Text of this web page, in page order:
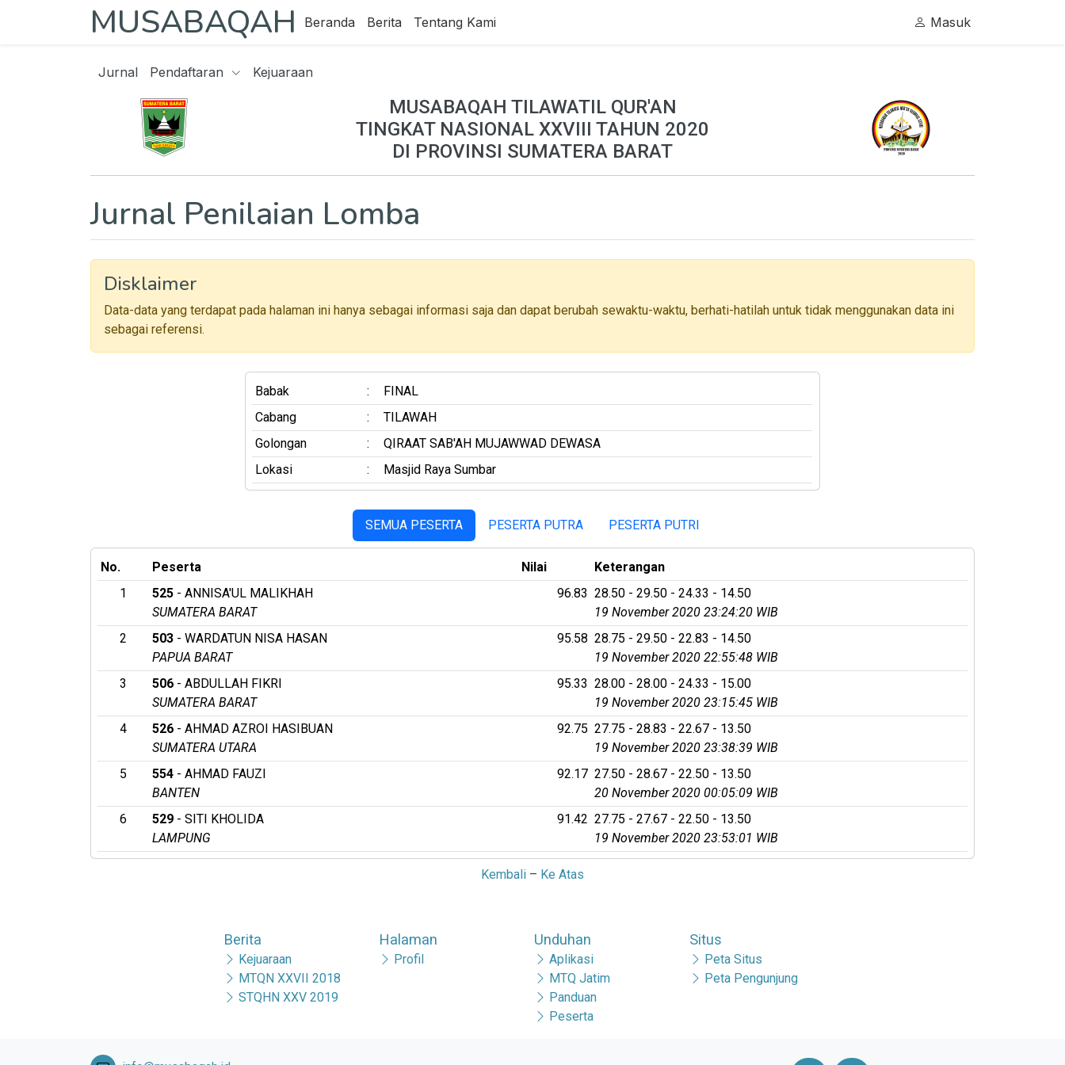
MUSABAQAH Beranda Berita Tentang Kami Masuk
Jurnal Pendaftaran Kejuaraan
MUSABAQAH TILAWATIL QUR'AN
TINGKAT NASIONAL XXVIII TAHUN 2020
DI PROVINSI SUMATERA BARAT
Jurnal Penilaian Lomba
Disklaimer
Data-data yang terdapat pada halaman ini hanya sebagai informasi saja dan dapat berubah sewaktu-waktu, berhati-hatilah untuk tidak menggunakan data ini
sebagai referensi.
Babak :
FINAL
Cabang
:
TILAWAH
Golongan
:
QIRAAT SAB'AH MUJAWWAD DEWASA
Lokasi
: Masjid Raya Sumbar
SEMUA PESERTA PESERTA PUTRA PESERTA PUTRI
No. Peserta Nilai
Keterangan
1
525 - ANNISA'UL MALIKHAH
SUMATERA BARAT
96.83 28.50 - 29.50 - 24.33 - 14.50
19 November 2020 23:24:20 WIB
2
503 - WARDATUN NISA HASAN
PAPUA BARAT
95.58 28.75 - 29.50 - 22.83 - 14.50
19 November 2020 22:55:48 WIB
3
506 - ABDULLAH FIKRI
SUMATERA BARAT
95.33 28.00 - 28.00 - 24.33 - 15.00
19 November 2020 23:15:45 WIB
4
526 - AHMAD AZROI HASIBUAN
SUMATERA UTARA
92.75 27.75 - 28.83 - 22.67 - 13.50
19 November 2020 23:38:39 WIB
5
554 - AHMAD FAUZI
BANTEN
92.17 27.50 - 28.67 - 22.50 - 13.50
20 November 2020 00:05:09 WIB
6
529 - SITI KHOLIDA
LAMPUNG
91.42 27.75 - 27.67 - 22.50 - 13.50
19 November 2020 23:53:01 WIB
Kembali – Ke Atas
Berita
Kejuaraan
MTQN XXVII 2018
STQHN XXV 2019
Halaman
Profil
Unduhan
Aplikasi
MTQ Jatim
Panduan
Peserta
Situs
Peta Situs
Peta Pengunjung